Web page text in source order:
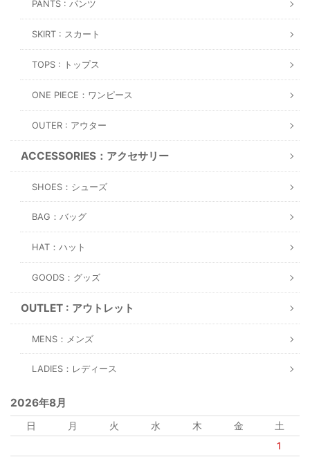
PANTS : パンツ
SKIRT : スカート
TOPS : トップス
ONE PIECE：ワンピース
OUTER : アウター
ACCESSORIES：アクセサリー
SHOES：シューズ
BAG：バッグ
HAT：ハット
GOODS：グッズ
OUTLET : アウトレット
MENS：メンズ
LADIES：レディース
2026年8月
日 月 火 水 木 金
土
1